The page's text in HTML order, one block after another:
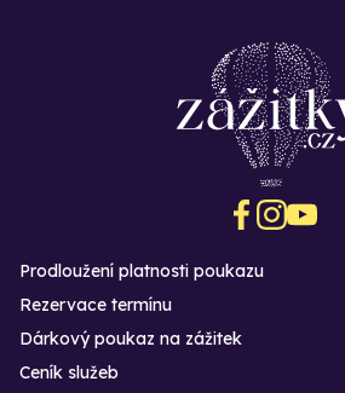
Prodloužení platnosti poukazu
Rezervace termínu
Dárkový poukaz na zážitek
Ceník služeb